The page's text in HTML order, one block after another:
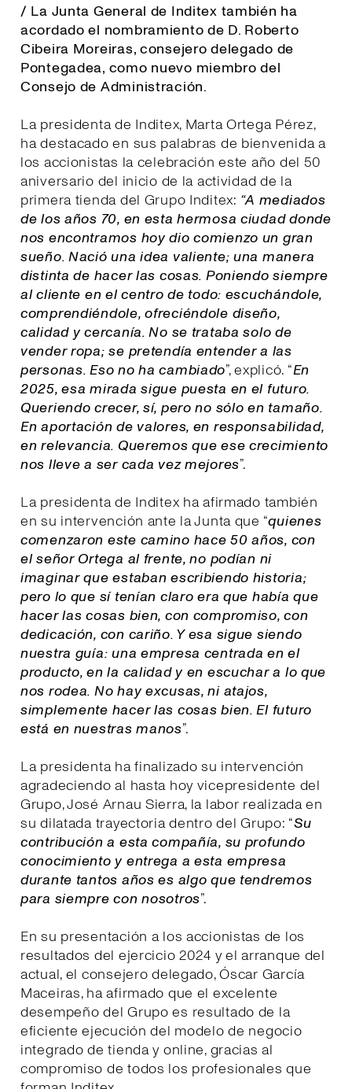
/ La Junta General de Inditex también ha
acordado el nombramiento de D. Roberto
Cibeira Moreiras, consejero delegado de
Pontegadea, como nuevo miembro del
Consejo de Administración.
La presidenta de Inditex, Marta Ortega Pérez,
ha destacado en sus palabras de bienvenida a
los accionistas la celebración este año del 50
aniversario del inicio de la actividad de la
primera tienda del Grupo Inditex: “A mediados
de los años 70, en esta hermosa ciudad donde
nos encontramos hoy dio comienzo un gran
sueño. Nació una idea valiente; una manera
distinta de hacer las cosas. Poniendo siempre
al cliente en el centro de todo: escuchándole,
comprendiéndole, ofreciéndole diseño,
calidad y cercanía. No se trataba solo de
vender ropa; se pretendía entender a las
personas. Eso no ha cambiado”, explicó. “En
2025, esa mirada sigue puesta en el futuro.
Queriendo crecer, sí, pero no sólo en tamaño.
En aportación de valores, en responsabilidad,
en relevancia. Queremos que ese crecimiento
nos lleve a ser cada vez mejores”.
La presidenta de Inditex ha afirmado también
en su intervención ante la Junta que “quienes
comenzaron este camino hace 50 años, con
el señor Ortega al frente, no podían ni
imaginar que estaban escribiendo historia;
pero lo que sí tenían claro era que había que
hacer las cosas bien, con compromiso, con
dedicación, con cariño. Y esa sigue siendo
nuestra guía: una empresa centrada en el
producto, en la calidad y en escuchar a lo que
nos rodea. No hay excusas, ni atajos,
simplemente hacer las cosas bien. El futuro
está en nuestras manos”.
La presidenta ha finalizado su intervención
agradeciendo al hasta hoy vicepresidente del
Grupo, José Arnau Sierra, la labor realizada en
su dilatada trayectoria dentro del Grupo: “Su
contribución a esta compañía, su profundo
conocimiento y entrega a esta empresa
durante tantos años es algo que tendremos
para siempre con nosotros”.
En su presentación a los accionistas de los
resultados del ejercicio 2024 y el arranque del
actual, el consejero delegado, Óscar García
Maceiras, ha afirmado que el excelente
desempeño del Grupo es resultado de la
eficiente ejecución del modelo de negocio
integrado de tienda y online, gracias al
compromiso de todos los profesionales que